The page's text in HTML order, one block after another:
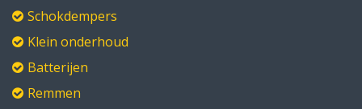
Schokdempers
Klein onderhoud
Batterijen
Remmen